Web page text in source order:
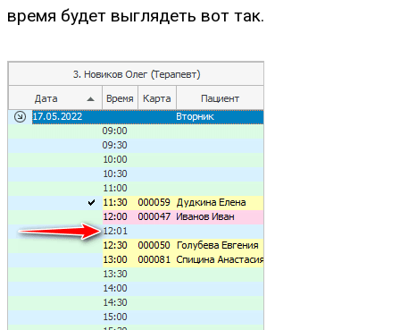
время будет выглядеть вот так.